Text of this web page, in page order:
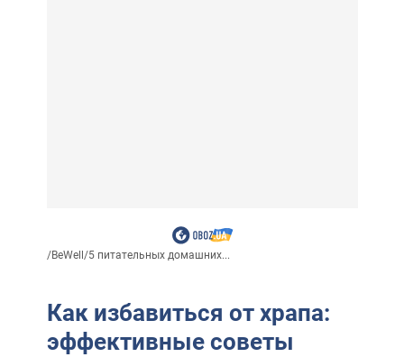
/BeWell /5 питательных домашних...
Как избавиться от храпа:
эффективные советы